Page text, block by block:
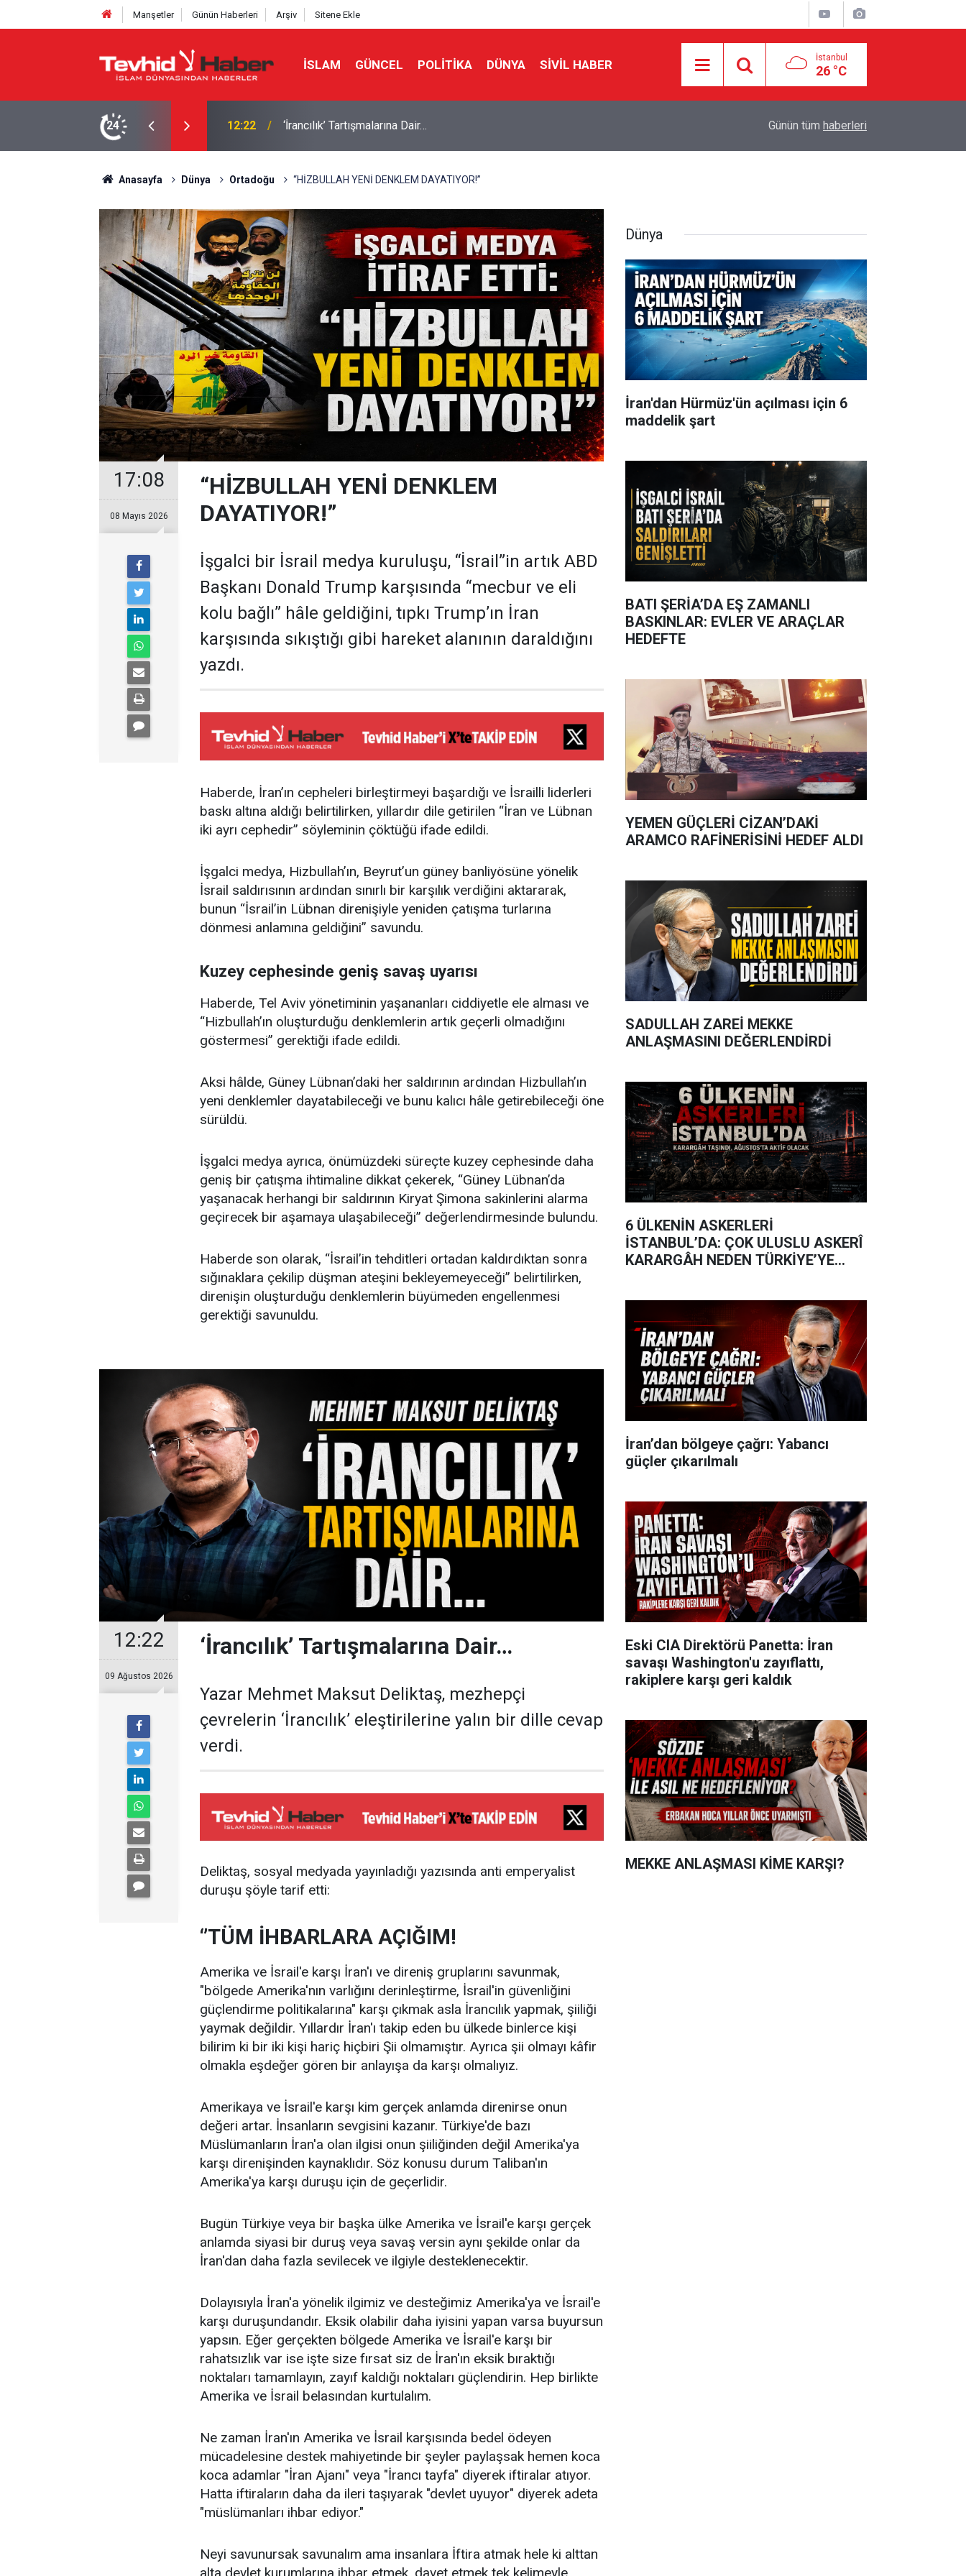
Manşetler Günün Haberleri Arşiv Sitene Ekle
İSLAM GÜNCEL POLITIKA DÜNYA SIVIL HABER İstanbul
26 °C
24 10:52 İran'dan Hürmüz'ün açılması için 6 maddelik şart BATI ŞERİA’DA EŞ ZAMANLI BASKINLAR:
Günün tüm haberleri
Anasayfa Dünya Ortadoğu “HİZBULLAH YENİ DENKLEM DAYATIYOR!”
17:08
08 Mayıs 2026
“HİZBULLAH YENİ DENKLEM
DAYATIYOR!”
İşgalci bir İsrail medya kuruluşu, “İsrail”in artık ABD
Başkanı Donald Trump karşısında “mecbur ve eli
kolu bağlı” hâle geldiğini, tıpkı Trump’ın İran
karşısında sıkıştığı gibi hareket alanının daraldığını
yazdı.
Haberde, İran’ın cepheleri birleştirmeyi başardığı ve İsrailli liderleri
baskı altına aldığı belirtilirken, yıllardır dile getirilen “İran ve Lübnan
iki ayrı cephedir” söyleminin çöktüğü ifade edildi.
İşgalci medya, Hizbullah’ın, Beyrut’un güney banliyösüne yönelik
İsrail saldırısının ardından sınırlı bir karşılık verdiğini aktararak,
bunun “İsrail’in Lübnan direnişiyle yeniden çatışma turlarına
dönmesi anlamına geldiğini” savundu.
Kuzey cephesinde geniş savaş uyarısı
Haberde, Tel Aviv yönetiminin yaşananları ciddiyetle ele alması ve
“Hizbullah’ın oluşturduğu denklemlerin artık geçerli olmadığını
göstermesi” gerektiği ifade edildi.
Aksi hâlde, Güney Lübnan’daki her saldırının ardından Hizbullah’ın
yeni denklemler dayatabileceği ve bunu kalıcı hâle getirebileceği öne
sürüldü.
İşgalci medya ayrıca, önümüzdeki süreçte kuzey cephesinde daha
geniş bir çatışma ihtimaline dikkat çekerek, “Güney Lübnan’da
yaşanacak herhangi bir saldırının Kiryat Şimona sakinlerini alarma
geçirecek bir aşamaya ulaşabileceği” değerlendirmesinde bulundu.
Haberde son olarak, “İsrail’in tehditleri ortadan kaldırdıktan sonra
sığınaklara çekilip düşman ateşini bekleyemeyeceği” belirtilirken,
direnişin oluşturduğu denklemlerin büyümeden engellenmesi
gerektiği savunuldu.
12:22
09 Ağustos 2026
‘İrancılık’ Tartışmalarına Dair…
Yazar Mehmet Maksut Deliktaş, mezhepçi
çevrelerin ‘İrancılık’ eleştirilerine yalın bir dille cevap
verdi.
Deliktaş, sosyal medyada yayınladığı yazısında anti emperyalist
duruşu şöyle tarif etti:
‘’TÜM İHBARLARA AÇIĞIM!
Amerika ve İsrail'e karşı İran'ı ve direniş gruplarını savunmak,
"bölgede Amerika'nın varlığını derinleştirme, İsrail'in güvenliğini
güçlendirme politikalarına" karşı çıkmak asla İrancılık yapmak, şiiliği
yaymak değildir. Yıllardır İran'ı takip eden bu ülkede binlerce kişi
bilirim ki bir iki kişi hariç hiçbiri Şii olmamıştır. Ayrıca şii olmayı kâfir
olmakla eşdeğer gören bir anlayışa da karşı olmalıyız.
Amerikaya ve İsrail'e karşı kim gerçek anlamda direnirse onun
değeri artar. İnsanların sevgisini kazanır. Türkiye'de bazı
Müslümanların İran'a olan ilgisi onun şiiliğinden değil Amerika'ya
karşı direnişinden kaynaklıdır. Söz konusu durum Taliban'ın
Amerika'ya karşı duruşu için de geçerlidir.
Bugün Türkiye veya bir başka ülke Amerika ve İsrail'e karşı gerçek
anlamda siyasi bir duruş veya savaş versin aynı şekilde onlar da
İran'dan daha fazla sevilecek ve ilgiyle desteklenecektir.
Dolayısıyla İran'a yönelik ilgimiz ve desteğimiz Amerika'ya ve İsrail'e
karşı duruşundandır. Eksik olabilir daha iyisini yapan varsa buyursun
yapsın. Eğer gerçekten bölgede Amerika ve İsrail'e karşı bir
rahatsızlık var ise işte size fırsat siz de İran'ın eksik bıraktığı
noktaları tamamlayın, zayıf kaldığı noktaları güçlendirin. Hep birlikte
Amerika ve İsrail belasından kurtulalım.
Ne zaman İran'ın Amerika ve İsrail karşısında bedel ödeyen
mücadelesine destek mahiyetinde bir şeyler paylaşsak hemen koca
koca adamlar "İran Ajanı" veya "İrancı tayfa" diyerek iftiralar atıyor.
Hatta iftiraların daha da ileri taşıyarak "devlet uyuyor" diyerek adeta
"müslümanları ihbar ediyor."
Neyi savunursak savunalım ama insanlara İftira atmak hele ki alttan
Dünya
İran'dan Hürmüz'ün açılması için 6
maddelik şart
BATI ŞERİA’DA EŞ ZAMANLI
BASKINLAR: EVLER VE ARAÇLAR
HEDEFTE
YEMEN GÜÇLERİ CİZAN’DAKİ
ARAMCO RAFİNERİSİNİ HEDEF ALDI
SADULLAH ZAREİ MEKKE
ANLAŞMASINI DEĞERLENDİRDİ
6 ÜLKENİN ASKERLERİ
İSTANBUL’DA: ÇOK ULUSLU ASKERÎ
KARARGÂH NEDEN TÜRKİYE’YE
İran’dan bölgeye çağrı: Yabancı
güçler çıkarılmalı
Eski CIA Direktörü Panetta: İran
savaşı Washington'u zayıflattı,
rakiplere karşı geri kaldık
MEKKE ANLAŞMASI KİME KARŞI?